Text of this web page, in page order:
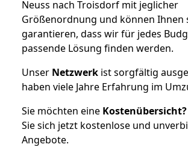
Neuss nach Troisdorf mit jeglicher
Größenordnung und können Ihnen
garantieren, dass wir für jedes
passende Lösung finden werden.
Unser Netzwerk ist sorgfältig
haben viele Jahre Erfahrung im
Sie möchten eine Kostenübersicht?
Sie sich jetzt kostenlose und
Angebote.